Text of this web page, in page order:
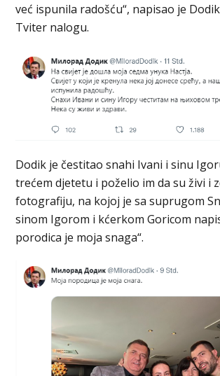
već ispunila radošću“, napisao je
Tviter nalogu.
Dodik je čestitao snahi Ivani i sinu
trećem djetetu i poželio im da su živi i
fotografiju, na kojoj je sa suprugom
sinom Igorom i kćerkom Goricom
porodica je moja snaga“.